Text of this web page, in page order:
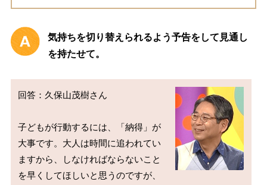
気持ちを切り替えられるよう予告をして見通し
を持たせて。
回答：久保山茂樹さん
子どもが行動するには、「納得」が
大事です。大人は時間に追われてい
ますから、しなければならないこと
を早くしてほしいと思うのですが、